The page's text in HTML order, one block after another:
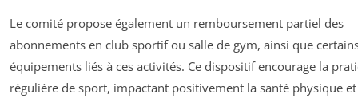
Le comité propose également un remboursement partiel des
abonnements en club sportif ou salle de gym, ainsi que
équipements liés à ces activités. Ce dispositif encourage la
régulière de sport, impactant positivement la santé physique et